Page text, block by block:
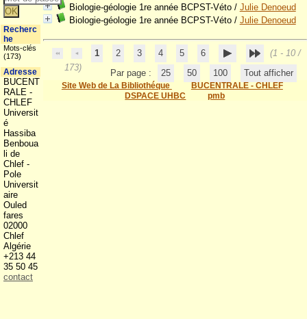
Biologie-géologie 1re année BCPST-Véto/ Julie Denoeud
Biologie-géologie 1re année BCPST-Véto/ Julie Denoeud
1 2 3 4 5 6
(1 - 10 /
173)
Par page : 25 50 100 Tout afficher
Site Web de La Bibliothéque
BUCENTRALE - CHLEF
DSPACE UHBC
pmb
Recherc
he
Mots-clés
(173)
Adresse
BUCENT
RALE -
CHLEF
Universit
é
Hassiba
Benboua
li de
Chlef -
Pole
Universit
aire
Ouled
fares
02000
Chlef
Algérie
+213 44
35 50 45
contact